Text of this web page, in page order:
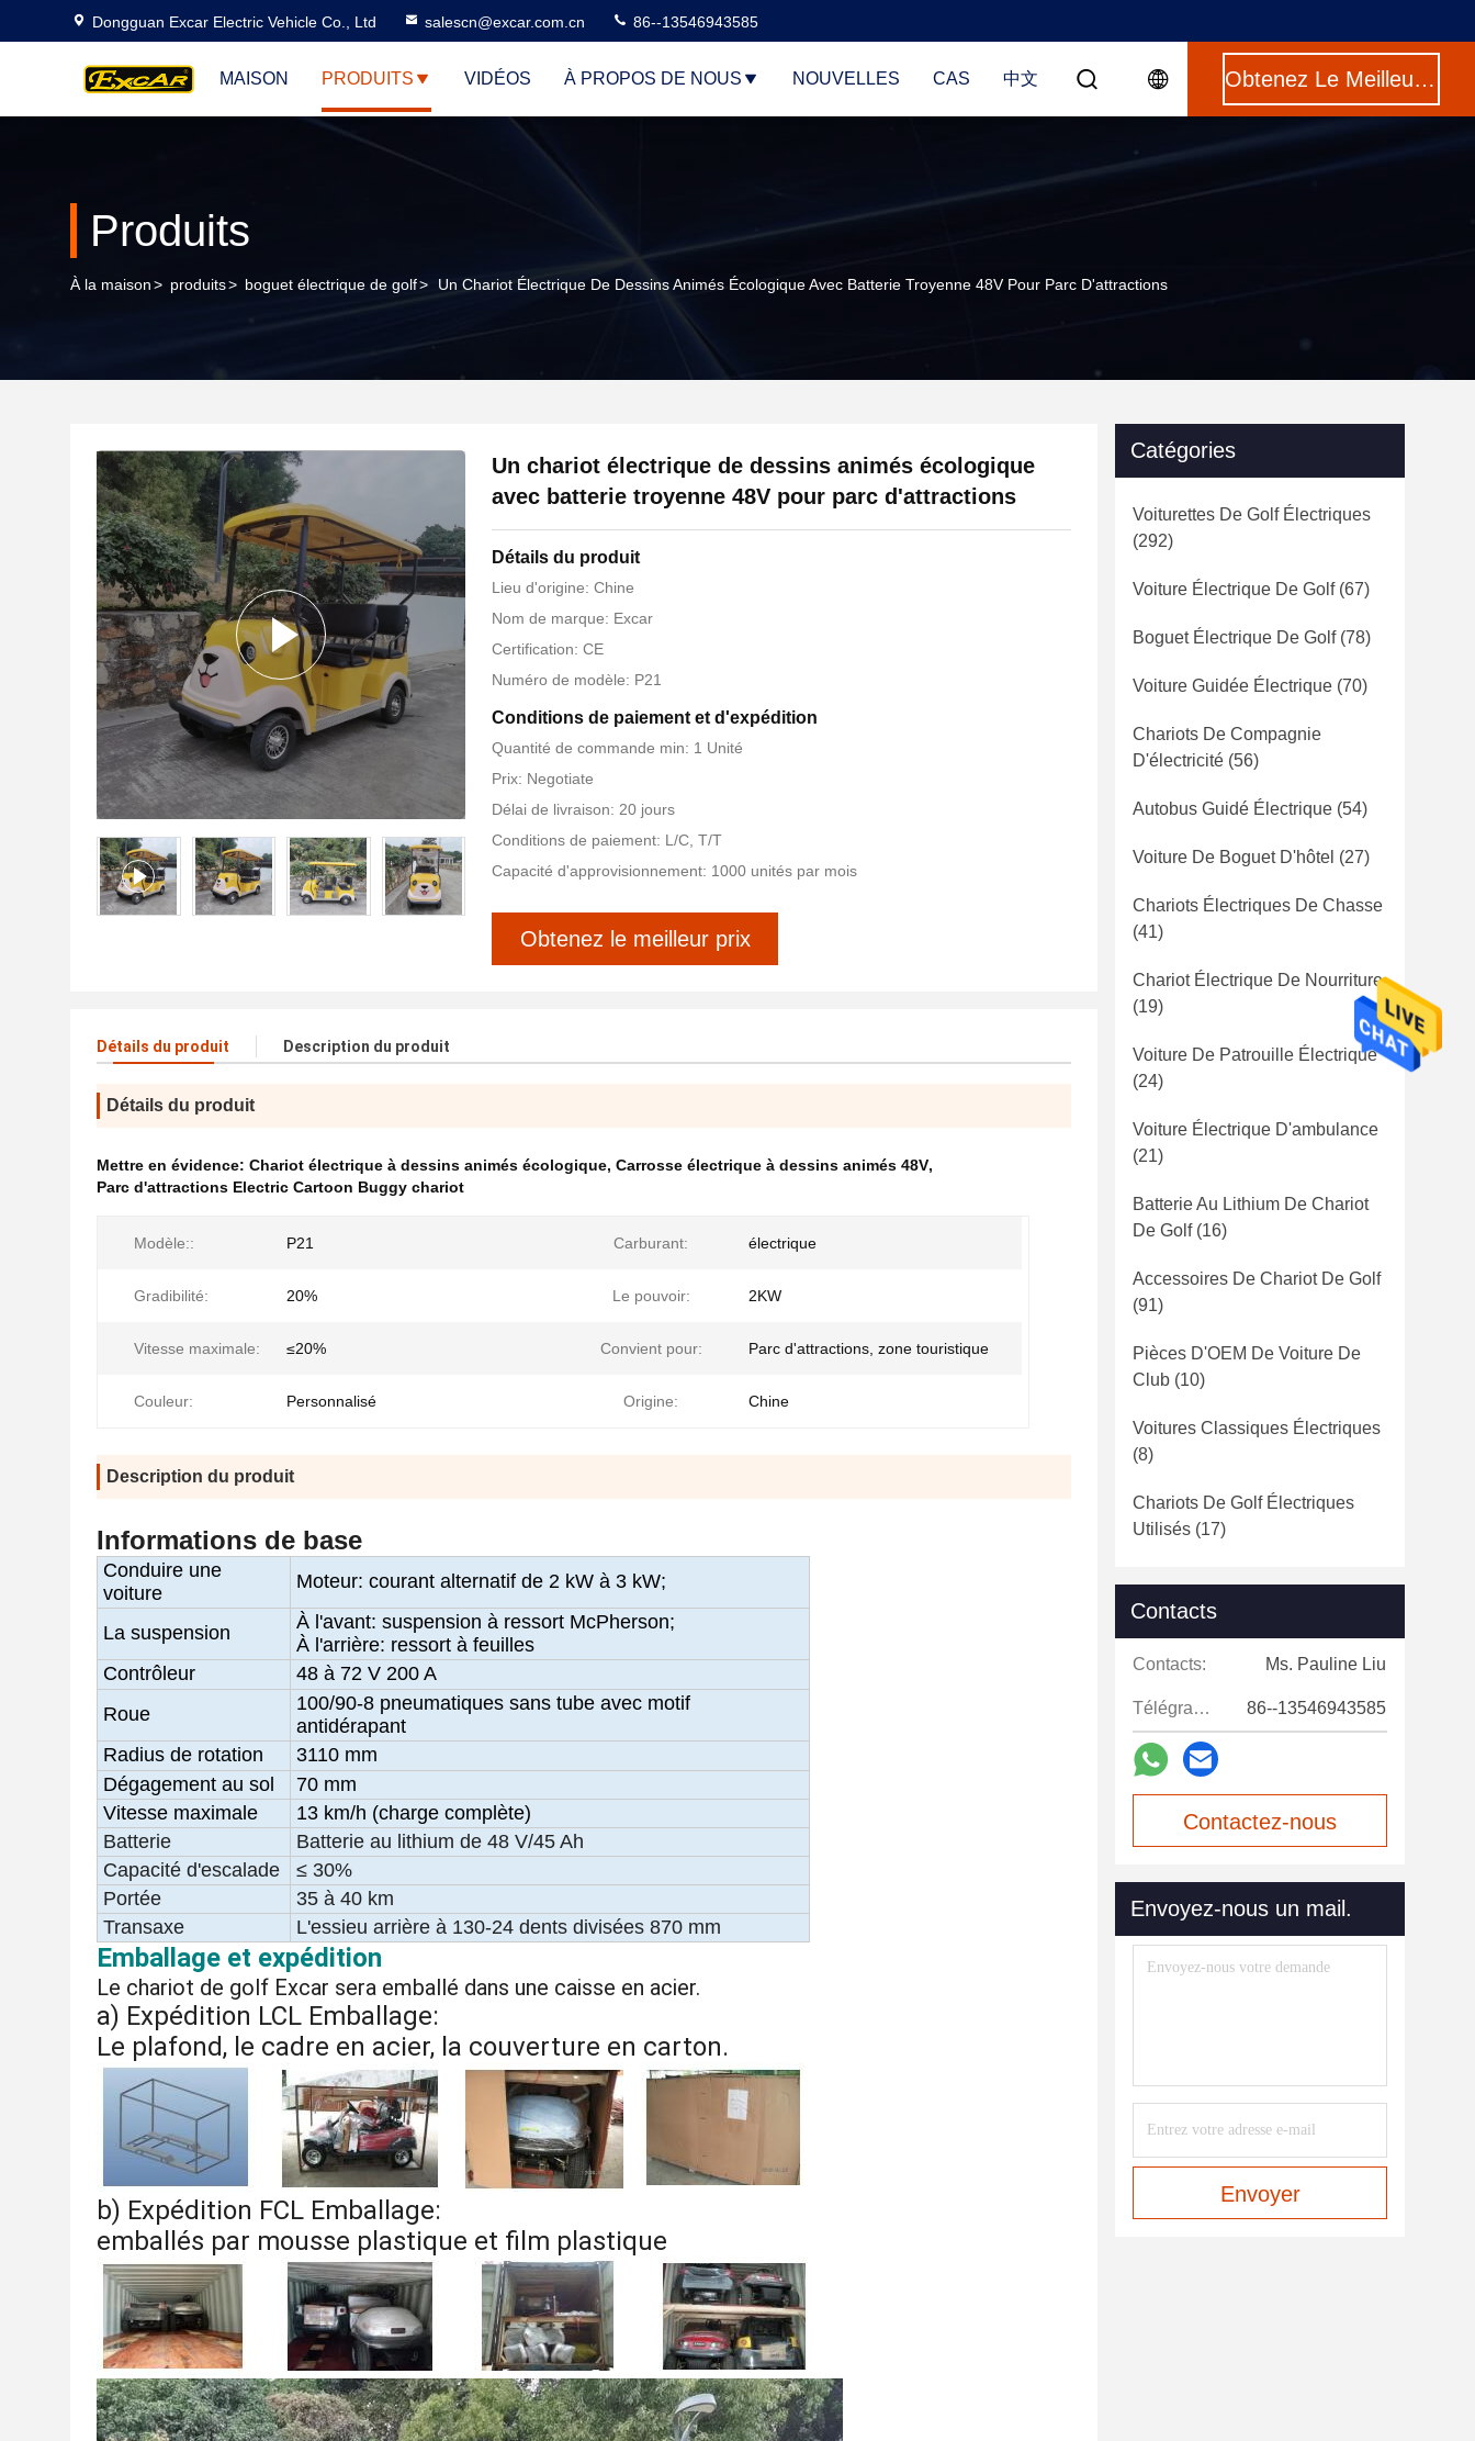
Dongguan Excar Electric Vehicle Co., Ltd salescn@excar.com.cn 86--13546943585
MAISON PRODUITS VIDÉOS À PROPOS DE NOUS NOUVELLES CAS 中文 Obtenez Le Meilleur Prix
Produits
À la maison> produits> boguet électrique de golf> Un Chariot Électrique De Dessins Animés Écologique Avec Batterie Troyenne 48V Pour Parc D'attractions
Un chariot électrique de dessins animés écologique
avec batterie troyenne 48V pour parc d'attractions
Détails du produit
Lieu d'origine: Chine
Nom de marque: Excar
Certification: CE
Numéro de modèle: P21
Conditions de paiement et d'expédition
Quantité de commande min: 1 Unité
Prix: Negotiate
Délai de livraison: 20 jours
Conditions de paiement: L/C, T/T
Capacité d'approvisionnement: 1000 unités par mois
Obtenez le meilleur prix
Détails du produit Description du produit
Détails du produit
Mettre en évidence: Chariot électrique à dessins animés écologique, Carrosse électrique à dessins animés 48V,
Parc d'attractions Electric Cartoon Buggy chariot
Modèle:: P21 Carburant: électrique
Gradibilité: 20% Le pouvoir: 2KW
Vitesse maximale: ≤20% Convient pour: Parc d'attractions, zone touristique
Couleur: Personnalisé Origine: Chine
Description du produit
Informations de base
Conduire une
voiture
Moteur: courant alternatif de 2 kW à 3 kW;
La suspension
À l'avant: suspension à ressort McPherson;
À l'arrière: ressort à feuilles
Contrôleur
48 à 72 V 200 A
Roue
100/90-8 pneumatiques sans tube avec motif
antidérapant
Radius de rotation
3110 mm
Dégagement au sol
70 mm
Vitesse maximale
13 km/h (charge complète)
Batterie
Batterie au lithium de 48 V/45 Ah
Capacité d'escalade
≤ 30%
Portée
35 à 40 km
Transaxe
L'essieu arrière à 130-24 dents divisées 870 mm
Emballage et expédition
Le chariot de golf Excar sera emballé dans une caisse en acier.
a) Expédition LCL Emballage:
Le plafond, le cadre en acier, la couverture en carton.
b) Expédition FCL Emballage:
emballés par mousse plastique et film plastique
Catégories
Voiturettes De Golf Électriques
(292)
Voiture Électrique De Golf(67)
Boguet Électrique De Golf(78)
Voiture Guidée Électrique (70)
Chariots De Compagnie
D'électricité (56)
Autobus Guidé Électrique (54)
Voiture De Boguet D'hôtel (27)
Chariots Électriques De Chasse
(41)
Chariot Électrique De Nourriture
(19)
Voiture De Patrouille Électrique
(24)
Voiture Électrique D'ambulance
(21)
Batterie Au Lithium De Chariot
De Golf(16)
Accessoires De Chariot De Golf
(91)
Pièces D'OEM De Voiture De
Club (10)
Voitures Classiques Électriques
(8)
Chariots De Golf Électriques
Utilisés (17)
Contacts
Contacts: Ms. Pauline Liu
Télégramme: 86--13546943585
Contactez-nous
Envoyez-nous un mail.
Envoyer